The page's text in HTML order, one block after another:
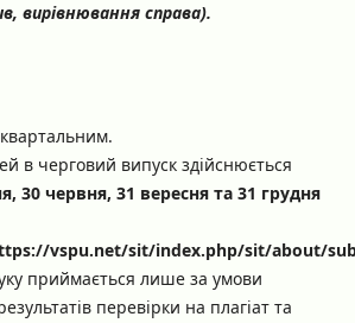
вирівнювання справа).
в черговий випуск здійснюється
, 30 червня, 31 вересня та 31 грудня
vspu.net/sit/index.php/sit/about/
приймається лише за умови
перевірки на плагіат та